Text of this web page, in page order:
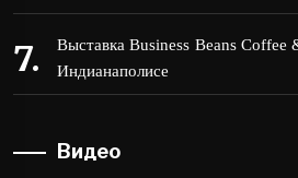
Выставка Business Beans Coffee
Индианаполисе
Видео